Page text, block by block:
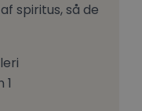
spiritus, så de